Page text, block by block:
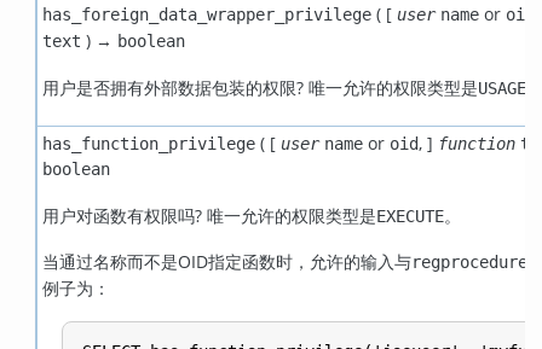
has_foreign_data_wrapper_privilege( [ user nameor oid
text ) → boolean
用户是否拥有外部数据包装的权限? 唯一允许的权限类型是USAGE
has_function_privilege( [ user nameor oid, ] function
boolean
用户对函数有权限吗? 唯一允许的权限类型是EXECUTE。
当通过名称而不是OID指定函数时，允许的输入与regprocedure
例子为：